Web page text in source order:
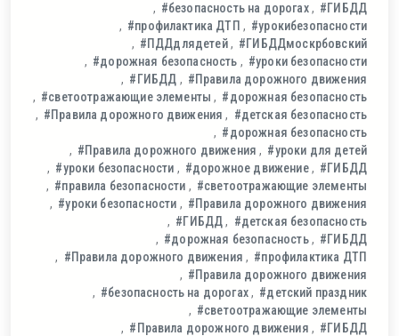
#безопасность на дорогах
#ГИБДД
#профилактика ДТП
#урокибезопасности
#ПДДдлядетей
#ГИБДДмоскрбовский
#дорожная безопасность
#уроки безопасности
#ГИБДД
#Правила дорожного движения
#светоотражающие элементы
#дорожная безопасность
#Правила дорожного движения
#детская безопасность
#дорожная безопасность
#Правила дорожного движения
#уроки для детей
#уроки безопасности
#дорожное движение
#ГИБДД
#правила безопасности
#светоотражающие элементы
#уроки безопасности
#Правила дорожного движения
#ГИБДД
#детская безопасность
#дорожная безопасность
#ГИБДД
#Правила дорожного движения
#профилактика ДТП
#Правила дорожного движения
#безопасность на дорогах
#детский праздник
#светоотражающие элементы
#Правила дорожного движения
#ГИБДД